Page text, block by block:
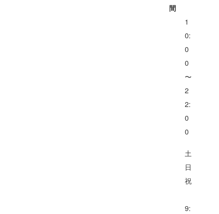
間
1
0:
0
0
〜
2
2:
0
0
土
日
祝
9: